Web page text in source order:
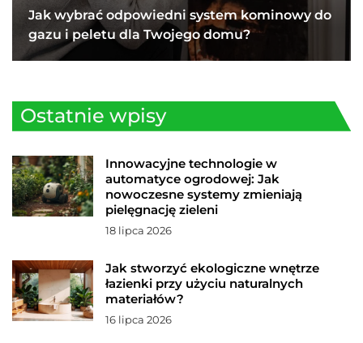
Jak wybrać odpowiedni system kominowy do
gazu i peletu dla Twojego domu?
Ostatnie wpisy
Innowacyjne technologie w
automatyce ogrodowej: Jak
nowoczesne systemy zmieniają
pielęgnację zieleni
18 lipca 2026
Jak stworzyć ekologiczne wnętrze
łazienki przy użyciu naturalnych
materiałów?
16 lipca 2026